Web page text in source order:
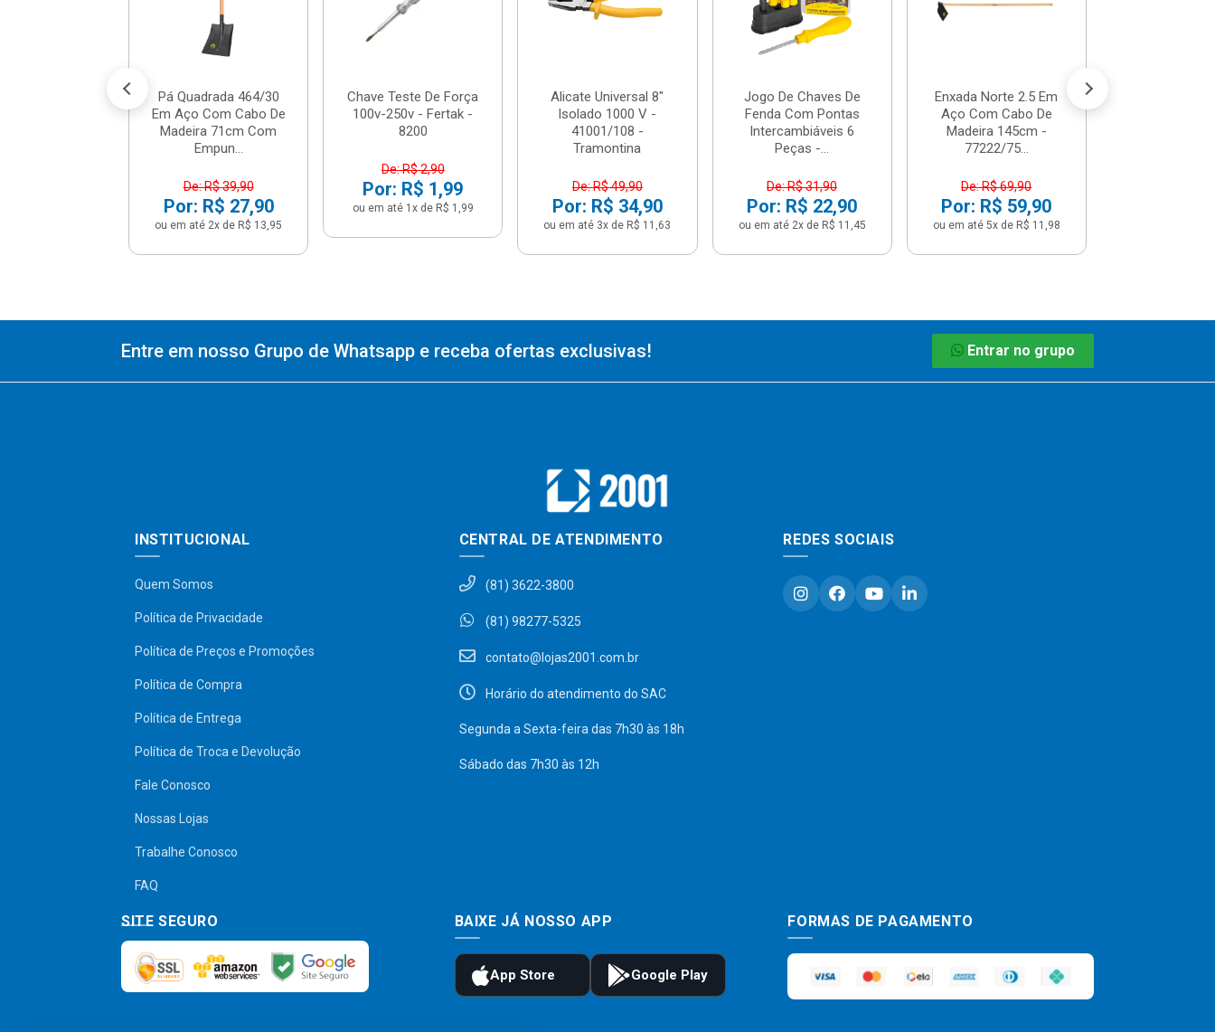
Pá Quadrada 464/30
Em Aço Com Cabo De
Madeira 71cm Com
Empun...
De: R$ 39,90
Por: R$ 27,90
ou em até 2x de R$ 13,95
Chave Teste De Força
100v-250v - Fertak -
8200
De: R$ 2,90
Por: R$ 1,99
ou em até 1x de R$ 1,99
Alicate Universal 8"
Isolado 1000 V -
41001/108 -
Tramontina
De: R$ 49,90
Por: R$ 34,90
ou em até 3x de R$ 11,63
Jogo De Chaves De
Fenda Com Pontas
Intercambiáveis 6
Peças -...
De: R$ 31,90
Por: R$ 22,90
ou em até 2x de R$ 11,45
Enxada Norte 2.5 Em
Aço Com Cabo De
Madeira 145cm -
77222/75...
De: R$ 69,90
Por: R$ 59,90
ou em até 5x de R$ 11,98
Entre em nosso Grupo de Whatsapp e receba ofertas exclusivas! Entrar no grupo
INSTITUCIONAL
Quem Somos
Política de Privacidade
Política de Preços e Promoções
Política de Compra
Política de Entrega
Política de Troca e Devolução
Fale Conosco
Nossas Lojas
Trabalhe Conosco
FAQ
CENTRAL DE ATENDIMENTO
(81) 3622-3800
(81) 98277-5325
contato@lojas2001.com.br
Horário do atendimento do SAC
Segunda a Sexta-feira das 7h30 às 18h
Sábado das 7h30 às 12h
REDES SOCIAIS
SITE SEGURO BAIXE JÁ NOSSO APP FORMAS DE PAGAMENTO